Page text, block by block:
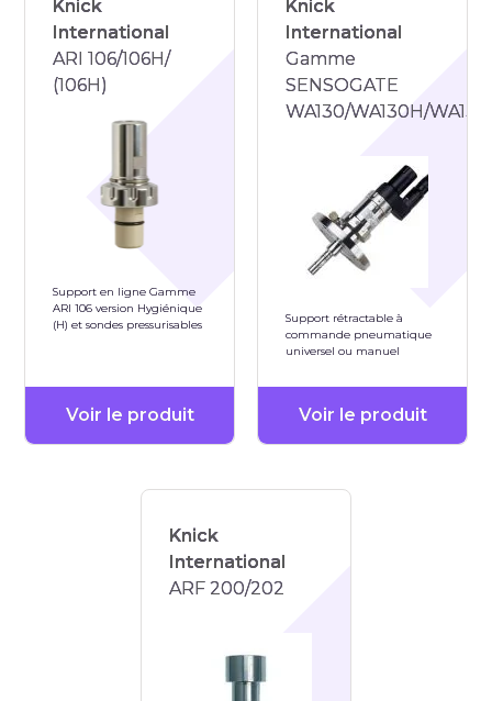
Knick
International
ARI 106/106H/
(106H)
Support en ligne Gamme
ARI 106 version Hygiénique
(H) et sondes pressurisables
Voir le produit
Knick
International
Gamme
SENSOGATE
WA130/WA130H/
Support rétractable à
commande pneumatique
universel ou manuel
Voir le produit
Knick
International
ARF 200/202